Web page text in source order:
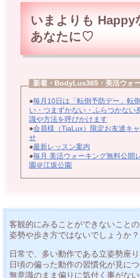
いまよりも Happy
あなたに♡
新着・BodyLux365・美活ウォ
●毎月10日は「転倒予防デー」転
い・つまずかない・ふらつかない
識や方法を呼びかけます
●会員様（TiaLux）限定お友達キ
せ
●最新レッスン案内
●毎月 美活ウォーキング無料公開
園＠江坂公園
客観的にみることができないことの
姿勢や歩き方ではないでしょうか？
日常で、多い動作である立姿勢座り
日頃の偏った動作の習慣化が見につ
無意識のまま偏りに気付く事がない